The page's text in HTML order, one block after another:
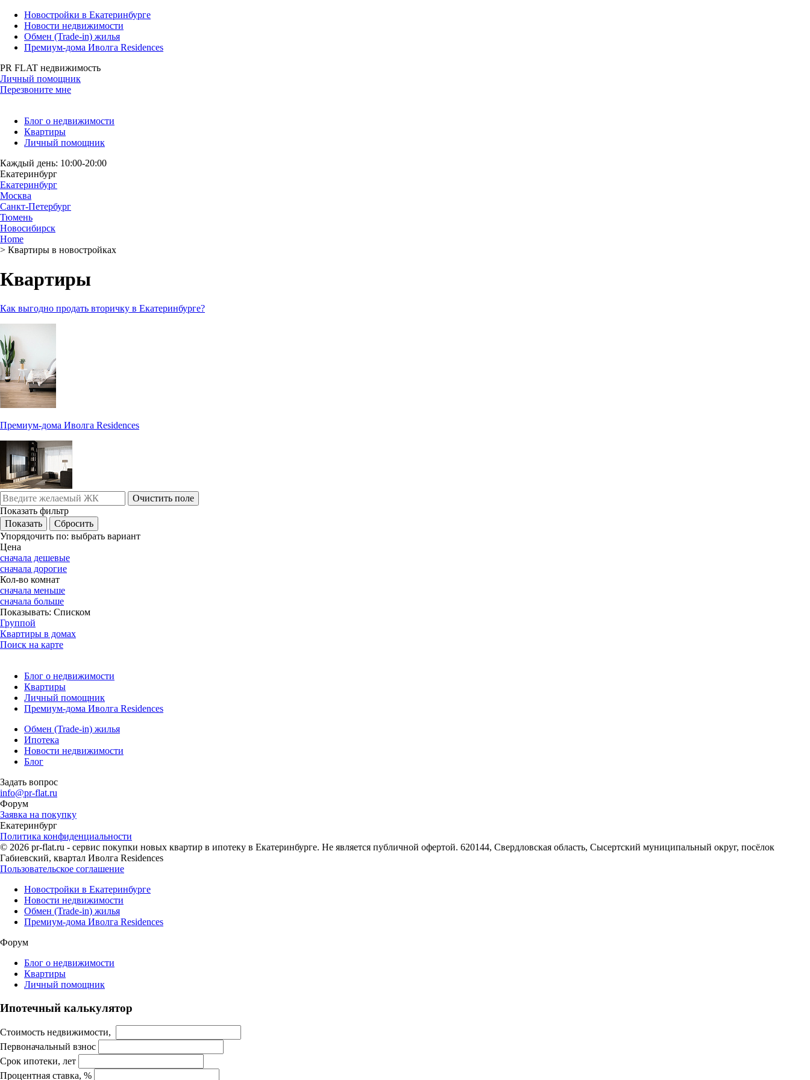
Новостройки в Екатеринбурге
Новости недвижимости
Обмен (Trade-in) жилья
Премиум-дома Иволга Residences
PR FLAT недвижимость
Личный помощник
Перезвоните мне
Блог о недвижимости
Квартиры
Личный помощник
Каждый день: 10:00-20:00
Екатеринбург
Екатеринбург
Москва
Санкт-Петербург
Тюмень
Новосибирск
Home
> Квартиры в новостройках
Квартиры
Как выгодно продать вторичку в Екатеринбурге?
Премиум-дома Иволга Residences
Очистить поле
Показать фильтр
Упорядочить по: выбрать вариант
Цена
сначала дешевые
сначала дорогие
Кол-во комнат
сначала меньше
сначала больше
Показывать: Списком
Группой
Квартиры в домах
Поиск на карте
Блог о недвижимости
Квартиры
Личный помощник
Премиум-дома Иволга Residences
Обмен (Trade-in) жилья
Ипотека
Новости недвижимости
Блог
Задать вопрос
info@pr-flat.ru
Форум
Заявка на покупку
Екатеринбург
Политика конфиденциальности
© 2026 pr-flat.ru - сервис покупки новых квартир в ипотеку в Екатеринбурге. Не является публичной офертой. 620144, Свердловская область, Сысертский муниципальный округ, посёлок
Габиевский, квартал Иволга Residences
Пользовательское соглашение
Новостройки в Екатеринбурге
Новости недвижимости
Обмен (Trade-in) жилья
Премиум-дома Иволга Residences
Форум
Блог о недвижимости
Квартиры
Личный помощник
Ипотечный калькулятор
Стоимость недвижимости,
Первоначальный взнос
Срок ипотеки, лет
Процентная ставка, %